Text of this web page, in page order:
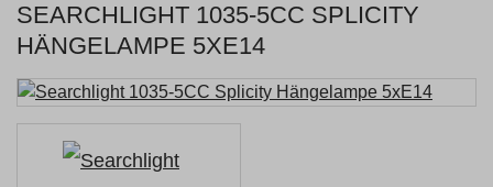
SEARCHLIGHT 1035-5CC SPLICITY
HÄNGELAMPE 5XE14